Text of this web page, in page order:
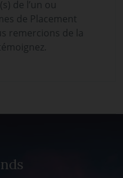
de l’un ou
de Placement
remercions de la